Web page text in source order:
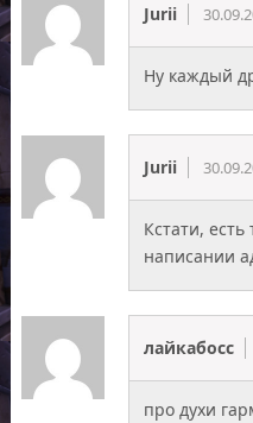
Jurii
Ну каждый
Jurii
Кстати,
написании
лайкабосс
про духи